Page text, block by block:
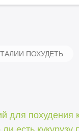
ПОХУДЕТЬ
для похудения